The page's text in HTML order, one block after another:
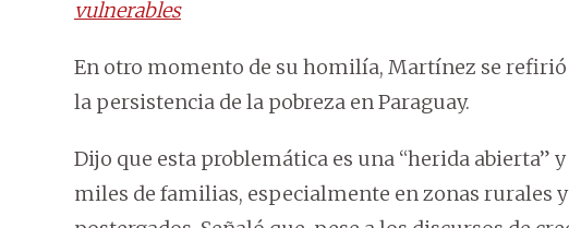
vulnerables
En otro momento de su homilía, Martínez se refirió
la persistencia de la pobreza en Paraguay.
Dijo que esta problemática es una “herida abierta”
miles de familias, especialmente en zonas